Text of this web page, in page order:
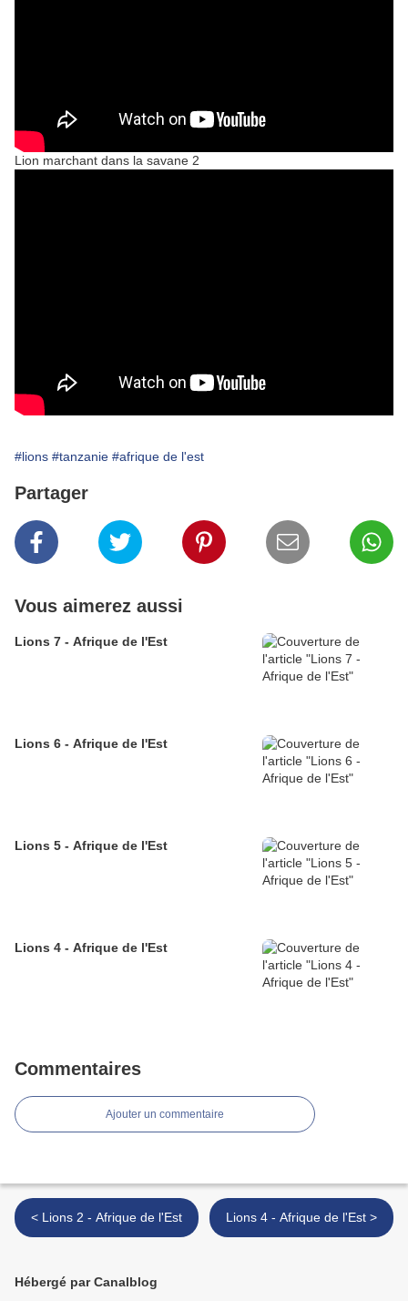
Lion marchant dans la savane 2
#lions #tanzanie #afrique de l'est
Partager
Vous aimerez aussi
Lions 7 - Afrique de l'Est
Lions 6 - Afrique de l'Est
Lions 5 - Afrique de l'Est
Lions 4 - Afrique de l'Est
Commentaires
Ajouter un commentaire
< Lions 2 - Afrique de l'Est Lions 4 - Afrique de l'Est >
Hébergé par Canalblog